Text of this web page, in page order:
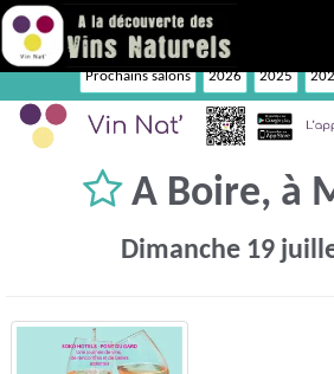
Prochains salons 2026 2025
A Boire, à
Dimanche 19